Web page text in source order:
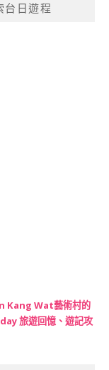
台日遊程
Kang Wat藝術村的
旅遊回憶、遊記攻